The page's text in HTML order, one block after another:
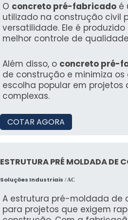
O concreto pré-fabricado é
utilizado na construção civil
versatilidade. Ele é
melhor controle de
duráveis.
Além disso, o concreto pré-
de construção e minimiza
escolha popular em
complexas.
COTAR AGORA
ESTRUTURA PRÉ MOLDADA DE
Soluções Industriais / AC
A estrutura pré-moldada de
para projetos que exigem